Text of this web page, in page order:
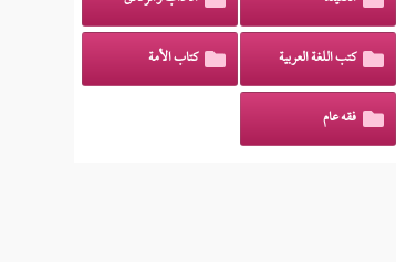
كتب اللغة العربية كتاب الأمة
فقه عام